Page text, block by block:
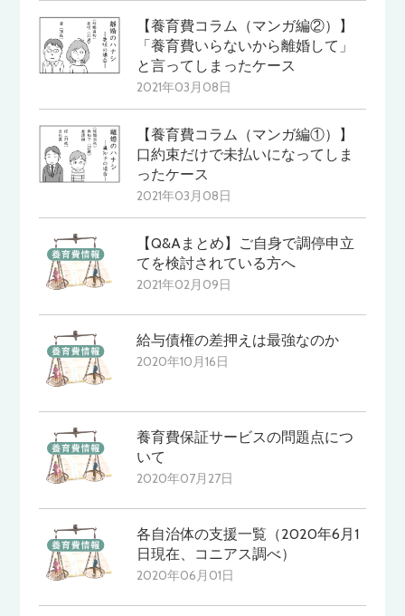
【養育費コラム（マンガ編②）】
「養育費いらないから離婚して」
と言ってしまったケース
2021年03月08日
【養育費コラム（マンガ編①）】
口約束だけで未払いになってしま
ったケース
2021年03月08日
【Q&Aまとめ】ご自身で調停申立
てを検討されている方へ
2021年02月09日
給与債権の差押えは最強なのか
2020年10月16日
養育費保証サービスの問題点につ
いて
2020年07月27日
各自治体の支援一覧（2020年6月1
日現在、コニアス調べ）
2020年06月01日